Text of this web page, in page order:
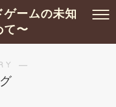
ームの未知
て〜
―